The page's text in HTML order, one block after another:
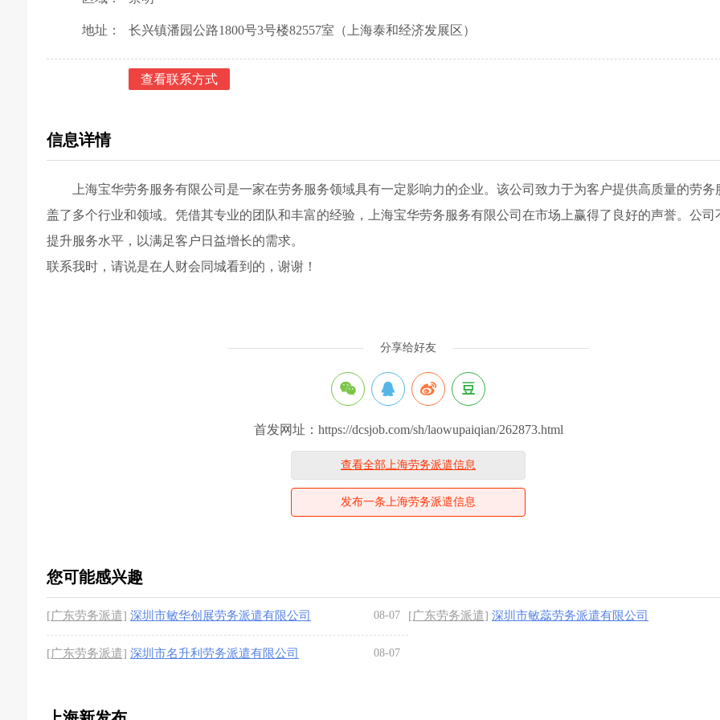
地址： 长兴镇潘园公路1800号3号楼82557室（上海泰和经济发展区）
查看联系方式
信息详情
上海宝华劳务服务有限公司是一家在劳务服务领域具有一定影响力的企业。该公司致力于为客户提供高质量的劳务
盖了多个行业和领域。凭借其专业的团队和丰富的经验，上海宝华劳务服务有限公司在市场上赢得了良好的声誉。公司
提升服务水平，以满足客户日益增长的需求。
联系我时，请说是在人财会同城看到的，谢谢！
分享给好友
首发网址：https://dcsjob.com/sh/laowupaiqian/262873.html
查看全部上海劳务派遣信息
发布一条上海劳务派遣信息
您可能感兴趣
[广东劳务派遣] 深圳市敏华创展劳务派遣有限公司 08-07 [广东劳务派遣] 深圳市敏蕊劳务派遣有限公司
[广东劳务派遣] 深圳市名升利劳务派遣有限公司 08-07